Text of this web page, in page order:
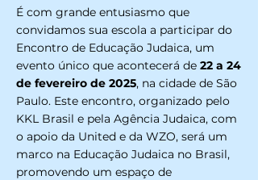
É com grande entusiasmo que
convidamos sua escola a participar do
Encontro de Educação Judaica, um
evento único que acontecerá de 22 a 24
de fevereiro de 2025, na cidade de São
Paulo. Este encontro, organizado pelo
KKL Brasil e pela Agência Judaica, com
o apoio da United e da WZO, será um
marco na Educação Judaica no Brasil,
promovendo um espaço de